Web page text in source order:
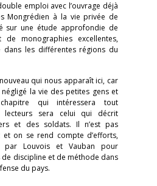
emploi avec l’ouvrage déjà
Mongrédien à la vie privée de
sur une étude approfondie de
de monographies excellentes,
les différentes régions du
qui nous apparaît ici, car
la vie des petites gens et
qui intéressera tout
lecteurs sera celui qui décrit
et des soldats. Il n’est pas
et on se rend compte d’efforts,
par Louvois et Vauban pour
discipline et de méthode dans
du pays.